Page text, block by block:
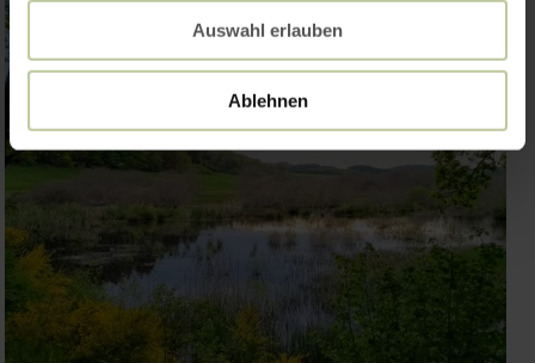
Auswahl erlauben
Ablehnen